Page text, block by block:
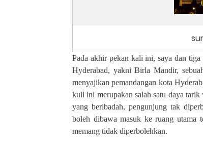
Pada akhir pekan kali ini, saya dan
Hyderabad, yakni Birla Mandir,
menyajikan pemandangan kota
kuil ini merupakan salah satu daya
yang beribadah, pengunjung tak
boleh dibawa masuk ke ruang utama
memang tidak diperbolehkan.